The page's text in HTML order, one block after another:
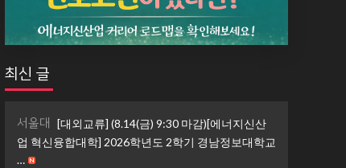
최신 글
서울대
[대외교류] (8.14(금) 9:30 마감)[에너지신산
업 혁신융합대학] 2026학년도 2학기 경남정보대학교
…